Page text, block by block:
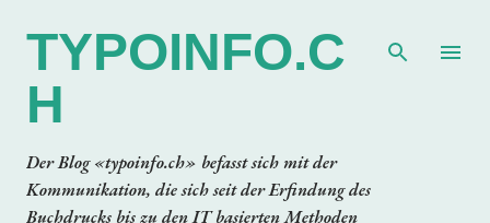
TYPOINFO.C
H
Der Blog «typoinfo.ch» befasst sich mit der
Kommunikation, die sich seit der Erfindung des
Buchdrucks bis zu den IT basierten Methoden